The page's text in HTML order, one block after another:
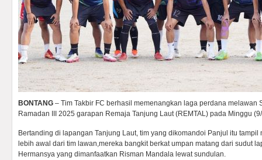
BONTANG – Tim Takbir FC berhasil memenangkan laga perdana melawan
Ramadan III 2025 garapan Remaja Tanjung Laut (REMTAL) pada Minggu
Bertanding di lapangan Tanjung Laut, tim yang dikomandoi Panjul itu
lebih awal dari tim lawan,mereka bangkit berkat umpan matang dari sudut
Hermansya yang dimanfaatkan Risman Mandala lewat sundulan.